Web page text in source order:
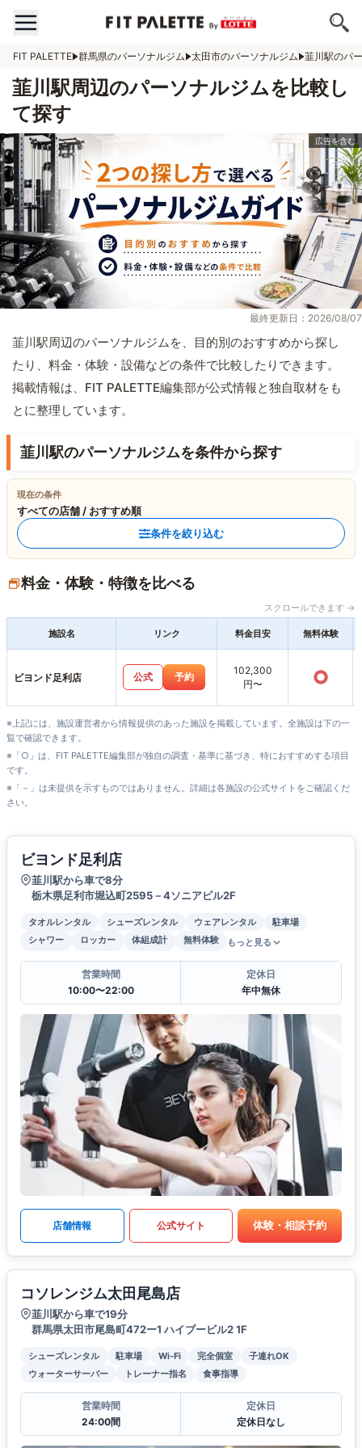
FIT PALETTE 群馬県のパーソナルジム 太田市のパーソナルジム 韮川駅のパ
韮川駅周辺のパーソナルジムを比較し
て探す
最終更新日：2026/08/07
韮川駅周辺のパーソナルジムを、目的別のおすすめから探し
たり、料金・体験・設備などの条件で比較したりできます。
掲載情報は、FIT PALETTE編集部が公式情報と独自取材をも
とに整理しています。
韮川駅のパーソナルジムを条件から探す
現在の条件
すべての店舗 / おすすめ順
条件を絞り込む
料金・体験・特徴を比べる
スクロールできます →
施設名 リンク 料金目安 無料体験
ビヨンド足利店 公式 予約
102,300
円〜
○
※上記には、施設運営者から情報提供のあった施設を掲載しています。全施設は下の一
覧で確認できます。
※「○」は、FIT PALETTE編集部が独自の調査・基準に基づき、特におすすめする項目
です。
※「－」は未提供を示すものではありません。詳細は各施設の公式サイトをご確認くだ
さい。
ビヨンド足利店
韮川駅から車で8分
栃木県足利市堀込町2595－4ソニアビル2F
タオルレンタル シューズレンタル ウェアレンタル
駐車場
シャワー
ロッカー 体組成計 無料体験 もっと見る
営業時間
10:00〜22:00
定休日
年中無休
店舗情報 公式サイト 体験・相談予約
コソレンジム太田尾島店
韮川駅から車で19分
群馬県太田市尾島町472ー1 ハイブービル2 1F
シューズレンタル 駐車場 Wi-Fi 完全個室
子連れOK
ウォーターサーバー
トレーナー指名 食事指導
営業時間
24:00間
定休日
定休日なし